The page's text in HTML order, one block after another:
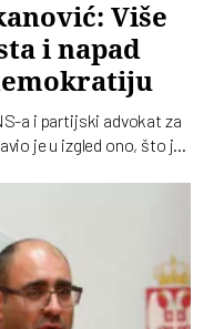
Više
i napad
a i partijski advokat za
je u izgled ono, što je
birača